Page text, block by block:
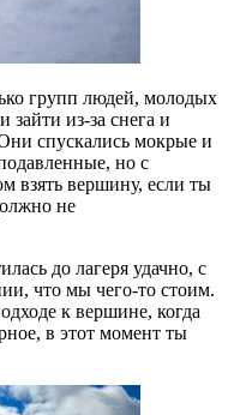
групп людей, молодых
зайти из-за снега и
спускались мокрые и
но с
взять вершину, если ты
не
до лагеря удачно, с
что мы чего-то стоим.
к вершине, когда
в этот момент ты